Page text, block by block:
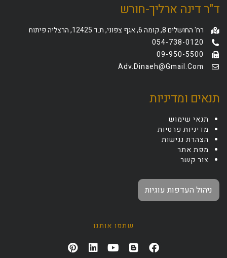
ד"ר דינה ארליך-חורש
רח' החושלים 8, קומה 6, אגף צפוני, ת.ד 12425, הרצליה פיתוח
054-738-0120
09-950-5500
Adv.dinaeh@gmail.com
תנאים ומדיניות
תנאי שימוש
מדיניות פרטיות
הצהרת נגישות
מפת אתר
צור קשר
ניהול העדפות עוגיות
שתפו אותנו